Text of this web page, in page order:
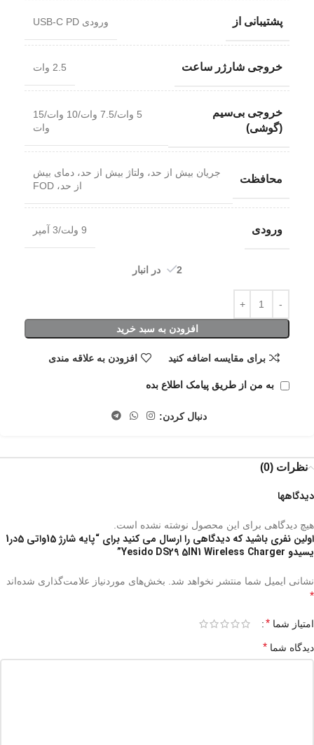
پشتیبانی از ورودی USB-C PD
خروجی شارژر ساعت 2.5 وات
خروجی بی‌سیم
(گوشی)
5 وات/7.5 وات/10 وات/15
وات
محافظت
جریان بیش از حد، ولتاژ بیش از حد، دمای بیش
از حد، FOD
ورودی 9 ولت/3 آمپر
2 در انبار
افزودن به سبد خرید
برای مقایسه اضافه کنید افزودن به علاقه مندی
به من از طریق پیامک اطلاع بده
دنبال کردن:
نظرات (0)
دیدگاهها
هیچ دیدگاهی برای این محصول نوشته نشده است.
اولین نفری باشید که دیدگاهی را ارسال می کنید برای “پایه شارژ 15واتی 5در1
یسیدو Yesido DS29 5IN1 Wireless Charger”
نشانی ایمیل شما منتشر نخواهد شد. بخش‌های موردنیاز علامت‌گذاری شده‌اند
*
امتیاز شما *
دیدگاه شما *